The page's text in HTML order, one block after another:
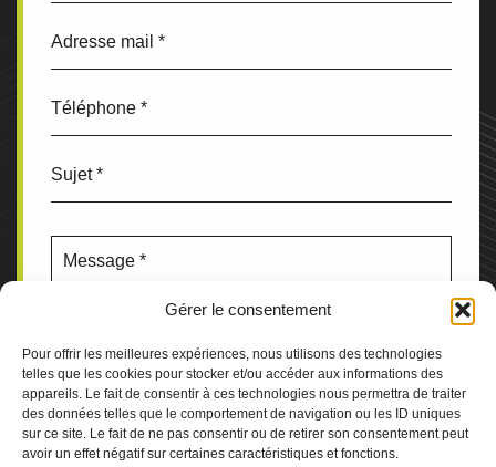
Gérer le consentement
Pour offrir les meilleures expériences, nous utilisons des technologies
telles que les cookies pour stocker et/ou accéder aux informations des
appareils. Le fait de consentir à ces technologies nous permettra de traiter
des données telles que le comportement de navigation ou les ID uniques
sur ce site. Le fait de ne pas consentir ou de retirer son consentement peut
avoir un effet négatif sur certaines caractéristiques et fonctions.